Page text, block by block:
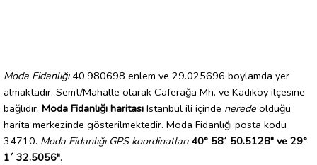
Moda Fidanlığı40.980698 enlem ve 29.025696 boylamda yer
almaktadır. Semt/Mahalle olarak Caferağa Mh. ve Kadıköy ilçesine
bağlıdır. Moda Fidanlığı haritası Istanbul ili içinde nerede olduğu
harita merkezinde gösterilmektedir. Moda Fidanlığı posta kodu
34710. Moda Fidanlığı GPS koordinatları 40° 58´ 50.5128" ve 29°
1´ 32.5056".